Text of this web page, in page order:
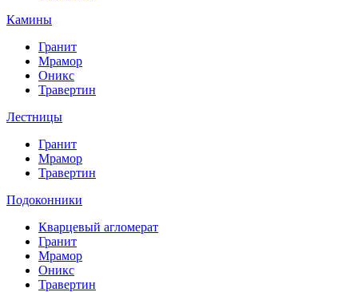
Камины
Гранит
Мрамор
Оникс
Травертин
Лестницы
Гранит
Мрамор
Травертин
Подоконники
Кварцевый агломерат
Гранит
Мрамор
Оникс
Травертин